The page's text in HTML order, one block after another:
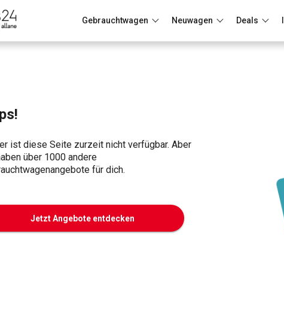
Gebrauchtwagen Neuwagen Deals
ist diese Seite zurzeit nicht verfügbar. Aber
über 1000 andere
für dich.
Jetzt Angebote entdecken